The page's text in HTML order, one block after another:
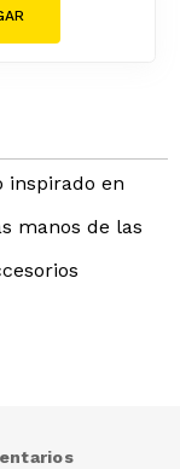
inspirado en
manos de las